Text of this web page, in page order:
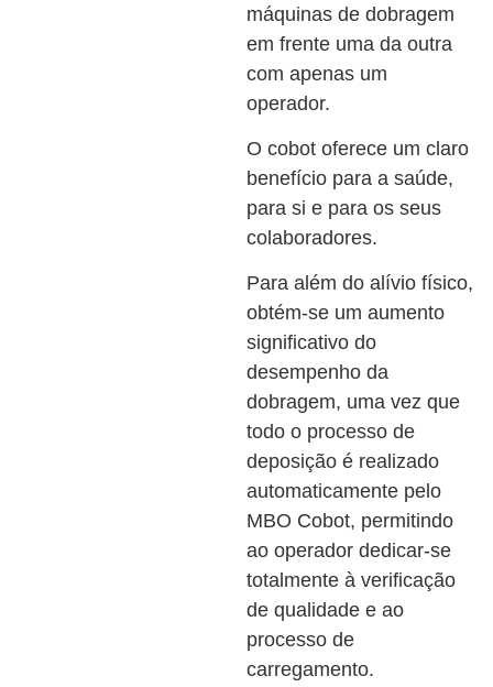
máquinas de dobragem
em frente uma da outra
com apenas um
operador.
O cobot oferece um claro
benefício para a saúde,
para si e para os seus
colaboradores.
Para além do alívio físico,
obtém-se um aumento
significativo do
desempenho da
dobragem, uma vez que
todo o processo de
deposição é realizado
automaticamente pelo
MBO Cobot, permitindo
ao operador dedicar-se
totalmente à verificação
de qualidade e ao
processo de
carregamento.